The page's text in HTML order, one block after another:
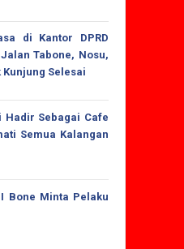
di Kantor DPRD
Tabone, Nosu,
Selesai
Hadir Sebagai Cafe
Semua Kalangan
Bone Minta Pelaku